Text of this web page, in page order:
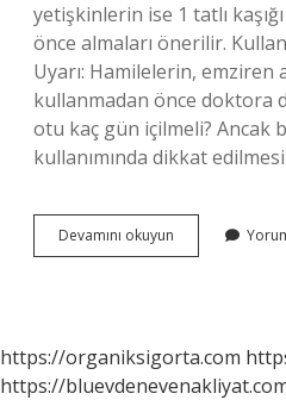
yetişkinlerin ise 1 tatlı
önce almaları önerilir.
Uyarı: Hamilelerin, emziren
kullanmadan önce doktora
otu kaç gün içilmeli? Ancak
kullanımında dikkat
Devamını okuyun
Otu
https://organiksigorta.com
https://